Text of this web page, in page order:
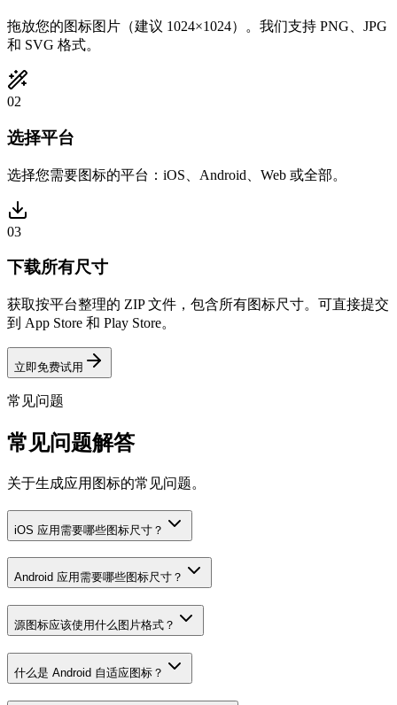
拖放您的图标图片（建议 1024×1024）。我们支持 PNG、JPG
和 SVG 格式。
02
选择平台
选择您需要图标的平台：iOS、Android、Web 或全部。
03
下载所有尺寸
获取按平台整理的 ZIP 文件，包含所有图标尺寸。可直接提交
到 App Store 和 Play Store。
立即免费试用
常见问题
常见问题解答
关于生成应用图标的常见问题。
iOS 应用需要哪些图标尺寸？
Android 应用需要哪些图标尺寸？
源图标应该使用什么图片格式？
什么是 Android 自适应图标？